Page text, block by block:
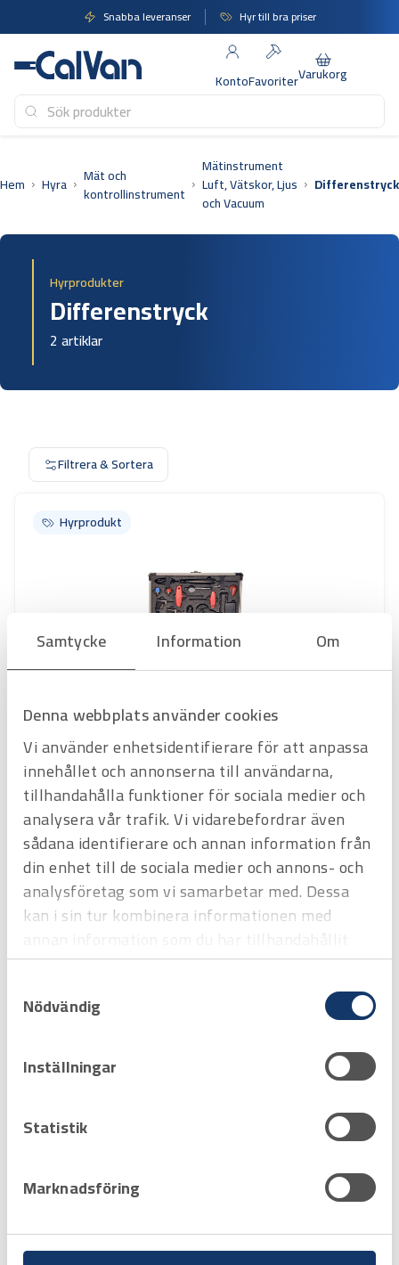
Samtycke Information Om
Denna webbplats använder cookies
Vi använder enhetsidentifierare för att anpassa
innehållet och annonserna till användarna,
tillhandahålla funktioner för sociala medier och
analysera vår trafik. Vi vidarebefordrar även
sådana identifierare och annan information från
din enhet till de sociala medier och annons- och
analysföretag som vi samarbetar med. Dessa
kan i sin tur kombinera informationen med
eller som de har samlat in när du har använt
Nödvändig
Inställningar
Statistik
Marknadsföring
till
innehåll
Snabba leveranser Hyr till bra priser
KontoFavoriterVarukorg
Hem Hyra
Mät och
kontrollinstrument
Mätinstrument
Luft, Vätskor, Ljus
och Vacuum
Differenstryck
Hyrprodukter
Differenstryck
2 artiklar
Filtrera & Sortera
Hyrprodukt
Hyrprodukt
H3108385
DIFFERENSTRYCKMÄTARE TA-SCOPE
injusteringsinstrument
Offertpris
Favorit Varukorg
Hyrprodukt
Hyrprodukt
DIFFERENSTRYCKMÄTARE MMA Maxor
MMA Maxor är balanseringsinstrumentet du styr via din android-
Favorit